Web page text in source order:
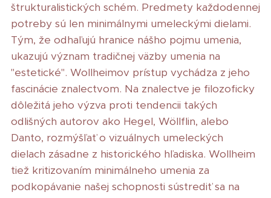
štrukturalistických schém. Predmety každodennej
potreby sú len minimálnymi umeleckými dielami.
Tým, že odhaľujú hranice nášho pojmu umenia,
ukazujú význam tradičnej väzby umenia na
"estetické". Wollheimov prístup vychádza z jeho
fascinácie znalectvom. Na znalectve je filozoficky
dôležitá jeho výzva proti tendencii takých
odlišných autorov ako Hegel, Wöllflin, alebo
Danto, rozmýšľať o vizuálnych umeleckých
dielach zásadne z historického hľadiska. Wollheim
tiež kritizovaním minimálneho umenia za
podkopávanie našej schopnosti sústrediť sa na